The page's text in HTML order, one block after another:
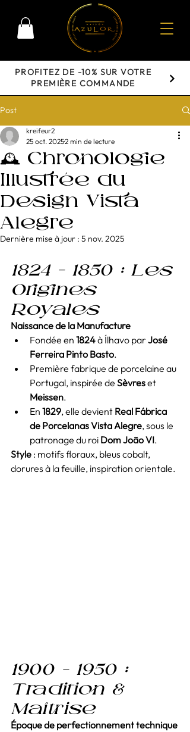
PROFITEZ DE -10% SUR VOTRE
PREMIÈRE COMMANDE
Post
🕰️ Chronologie
Illustrée du
Design Vista
Alegre
kreifeur2
25 oct. 20252 min de lecture
Dernière mise à jour : 5 nov. 2025
1824 – 1850 : Les
Origines
Royales
Naissance de la Manufacture
Fondée en 1824 à Ílhavo par José
Ferreira Pinto Basto.
Première fabrique de porcelaine au
Portugal, inspirée de Sèvres et
Meissen.
En 1829, elle devient Real Fábrica
de Porcelanas Vista Alegre, sous le
patronage du roi Dom João VI.
Style : motifs floraux, bleus cobalt,
dorures à la feuille, inspiration orientale.
1900 – 1950 :
Tradition &
Maîtrise
Époque de perfectionnement technique